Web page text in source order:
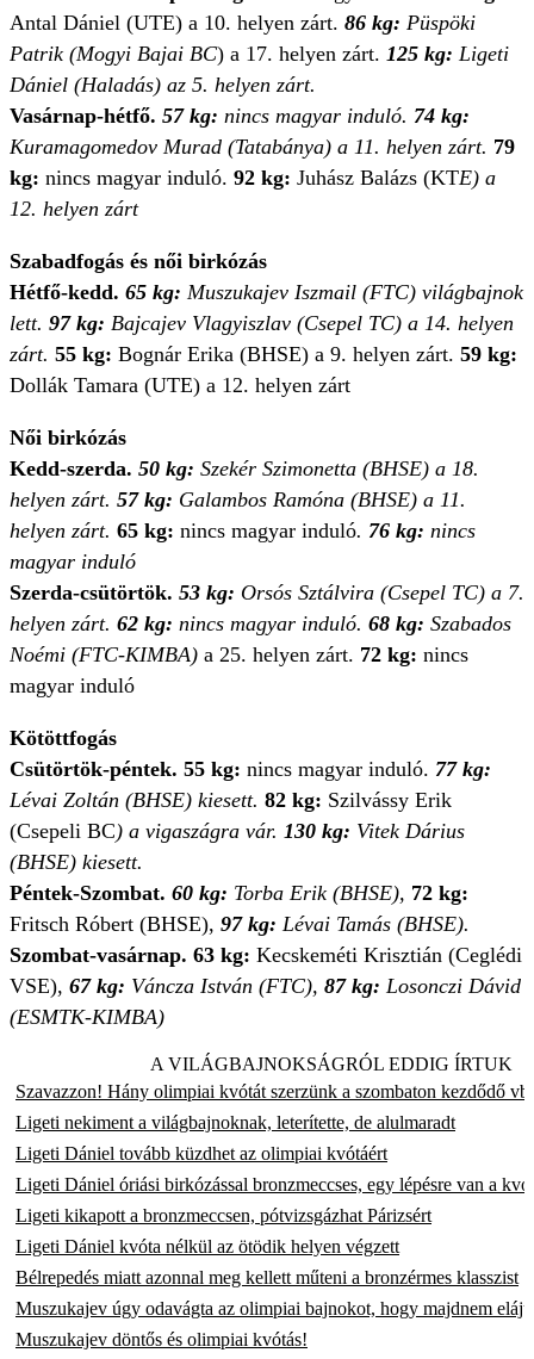
Antal Dániel (UTE) a 10. helyen zárt. 86 kg: Püspöki
Patrik (Mogyi Bajai BC) a 17. helyen zárt. 125 kg: Ligeti
Dániel (Haladás) az 5. helyen zárt.
Vasárnap-hétfő. 57 kg: nincs magyar induló. 74 kg:
Kuramagomedov Murad (Tatabánya) a 11. helyen zárt. 79
kg: nincs magyar induló. 92 kg: Juhász Balázs (KTE) a
12. helyen zárt
Szabadfogás és női birkózás
Hétfő-kedd. 65 kg: Muszukajev Iszmail (FTC) világbajnok
lett. 97 kg: Bajcajev Vlagyiszlav (Csepel TC) a 14. helyen
zárt. 55 kg: Bognár Erika (BHSE) a 9. helyen zárt. 59 kg:
Dollák Tamara (UTE) a 12. helyen zárt
Női birkózás
Kedd-szerda. 50 kg: Szekér Szimonetta (BHSE) a 18.
helyen zárt. 57 kg: Galambos Ramóna (BHSE) a 11.
helyen zárt. 65 kg: nincs magyar induló. 76 kg: nincs
magyar induló
Szerda-csütörtök. 53 kg: Orsós Sztálvira (Csepel TC) a 7.
helyen zárt. 62 kg: nincs magyar induló. 68 kg: Szabados
Noémi (FTC-KIMBA) a 25. helyen zárt. 72 kg: nincs
magyar induló
Kötöttfogás
Csütörtök-péntek. 55 kg: nincs magyar induló. 77 kg:
Lévai Zoltán (BHSE) kiesett. 82 kg: Szilvássy Erik
(Csepeli BC) a vigaszágra vár. 130 kg: Vitek Dárius
(BHSE) kiesett.
Péntek-Szombat. 60 kg: Torba Erik (BHSE), 72 kg:
Fritsch Róbert (BHSE), 97 kg: Lévai Tamás (BHSE).
Szombat-vasárnap. 63 kg: Kecskeméti Krisztián (Ceglédi
VSE), 67 kg: Váncza István (FTC), 87 kg: Losonczi Dávid
(ESMTK-KIMBA)
A VILÁGBAJNOKSÁGRÓL EDDIG ÍRTUK
Szavazzon! Hány olimpiai kvótát szerzünk a szombaton kezdődő
Ligeti nekiment a világbajnoknak, leterítette, de alulmaradt
Ligeti Dániel tovább küzdhet az olimpiai kvótáért
Ligeti Dániel óriási birkózással bronzmeccses, egy lépésre van a
Ligeti kikapott a bronzmeccsen, pótvizsgázhat Párizsért
Ligeti Dániel kvóta nélkül az ötödik helyen végzett
Bélrepedés miatt azonnal meg kellett műteni a bronzérmes klasszist
Muszukajev úgy odavágta az olimpiai bajnokot, hogy majdnem
Muszukajev döntős és olimpiai kvótás!